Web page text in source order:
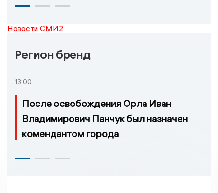
Новости СМИ2
Регион бренд
13:00
После освобождения Орла Иван
Владимирович Панчук был назначен
комендантом города